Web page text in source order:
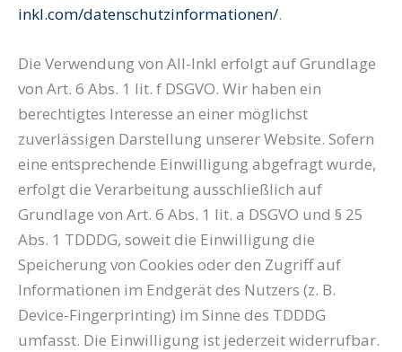
inkl.com/datenschutzinformationen/.
Die Verwendung von All-Inkl erfolgt auf Grundlage
von Art. 6 Abs. 1 lit. f DSGVO. Wir haben ein
berechtigtes Interesse an einer möglichst
zuverlässigen Darstellung unserer Website. Sofern
eine entsprechende Einwilligung abgefragt wurde,
erfolgt die Verarbeitung ausschließlich auf
Grundlage von Art. 6 Abs. 1 lit. a DSGVO und § 25
Abs. 1 TDDDG, soweit die Einwilligung die
Speicherung von Cookies oder den Zugriff auf
Informationen im Endgerät des Nutzers (z. B.
Device-Fingerprinting) im Sinne des TDDDG
umfasst. Die Einwilligung ist jederzeit widerrufbar.